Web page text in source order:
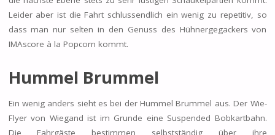
Leider aber ist die Fahrt schlussendlich ein wenig zu repetitiv, so
dass man nur selten in den Genuss des Hühnergegackers von
IMAscore à la Popcorn kommt.
Hummel Brummel
Ein wenig anders sieht es bei der Hummel Brummel aus. Der Wie-
Flyer von Wiegand ist im Grunde eine Suspended Bobkartbahn.
Die Fahrgäste bestimmen selbstständig über ihre